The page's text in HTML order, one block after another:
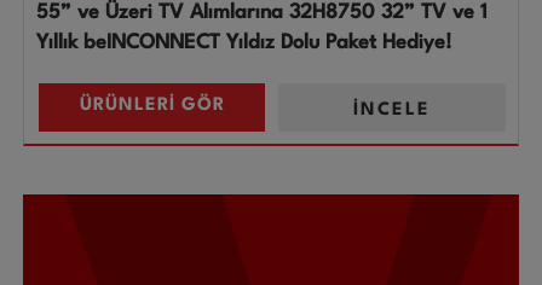
55” ve Üzeri TV Alımlarına 32H8750 32” TV ve 1
Yıllık beINCONNECT Yıldız Dolu Paket Hediye!
İNCELE
ÜRÜNLERİ GÖR